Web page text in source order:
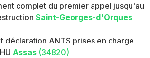
complet du premier appel jusqu'au
Saint-Georges-d'Orques
déclaration ANTS prises en charge
Assas (34820)